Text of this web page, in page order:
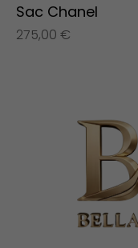
Sac Chanel
275,00 €